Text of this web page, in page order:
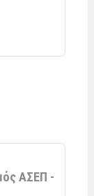
ΑΣΕΠ -